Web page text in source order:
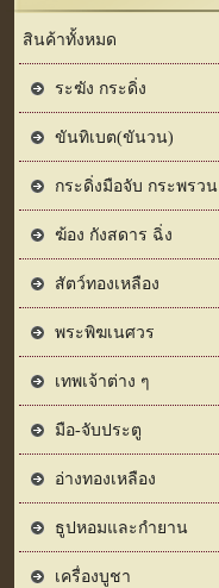
สินค้าทั้งหมด
ระฆัง กระดิ่ง
ขันทิเบต(ขันวน)
กระดิ่งมือจับ กระพรวน
ฆ้อง กังสดาร ฉิ่ง
สัตว์ทองเหลือง
พระพิฆเนศวร
เทพเจ้าต่าง ๆ
มือ-จับประตู
อ่างทองเหลือง
ธูปหอมและกำยาน
เครื่องบูชา